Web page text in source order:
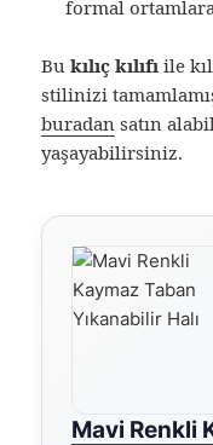
formal
Bukılıç kılıfı ile
stilinizi
buradan satın
yaşayabilirsiniz.
Mavi Renkli